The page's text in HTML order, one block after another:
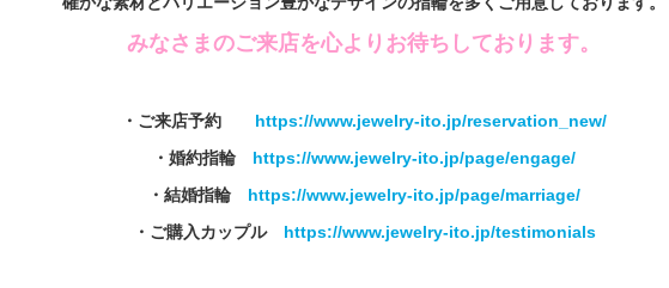
みなさまのご来店を心よりお待ちしております。
・ご来店予約 https://www.jewelry-ito.jp/reservation_new/
・婚約指輪 https://www.jewelry-ito.jp/page/engage/
・結婚指輪 https://www.jewelry-ito.jp/page/marriage/
・ご購入カップル https://www.jewelry-ito.jp/testimonials